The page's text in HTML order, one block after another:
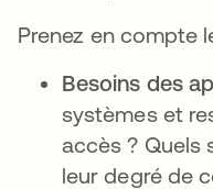
Prenez en compte
Besoins des
systèmes et
accès ? Quels
leur degré de